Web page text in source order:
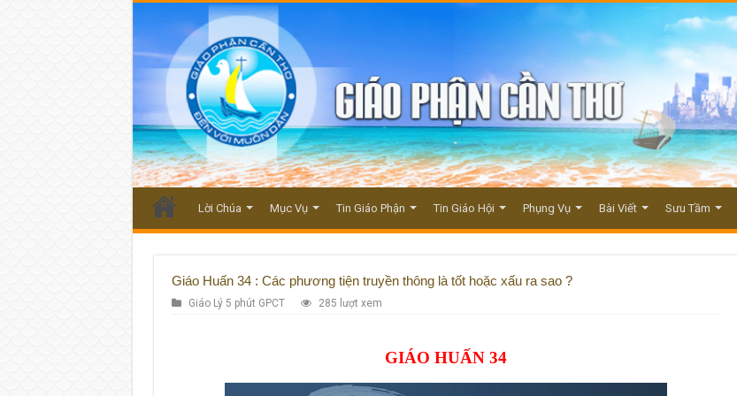
Lời Chúa Mục Vụ Tin Giáo Phận Tin Giáo Hội Phụng Vụ Bài Viết Sưu Tầm
Giáo Huấn 34 : Các phương tiện truyền thông là tốt hoặc xấu ra sao ?
Giáo Lý 5 phút GPCT 285 lượt xem
GIÁO HUẤN 34